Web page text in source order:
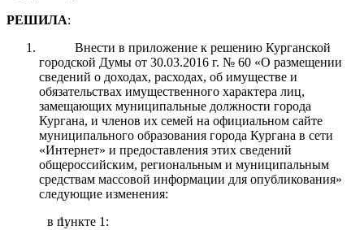
РЕШИЛА:
Внести в приложение к решению Курганской
городской Думы от 30.03.2016 г. № 60 «О размещении
сведений о доходах, расходах, об имуществе и
обязательствах имущественного характера лиц,
замещающих муниципальные должности города
Кургана, и членов их семей на официальном сайте
муниципального образования города Кургана в сети
«Интернет» и предоставления этих сведений
общероссийским, региональным и муниципальным
средствам массовой информации для опубликования»
следующие изменения:
в пункте 1: